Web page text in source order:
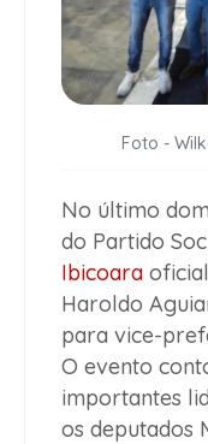
Foto -
No último
do Partido
Ibicoara
Haroldo
para vice-
O evento
importantes
os deputados